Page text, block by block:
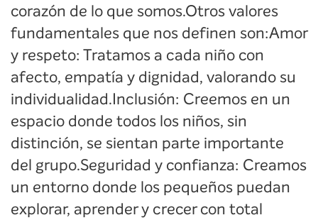
corazón de lo que somos.Otros valores
fundamentales que nos definen son:Amor
y respeto: Tratamos a cada niño con
afecto, empatía y dignidad, valorando su
individualidad.Inclusión: Creemos en un
espacio donde todos los niños, sin
distinción, se sientan parte importante
del grupo.Seguridad y confianza: Creamos
un entorno donde los pequeños puedan
explorar, aprender y crecer con total